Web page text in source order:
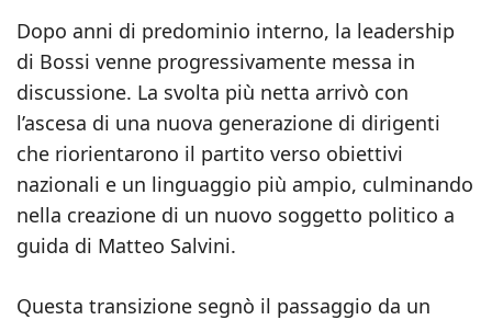
Dopo anni di predominio interno, la leadership
di Bossi venne progressivamente messa in
discussione. La svolta più netta arrivò con
l’ascesa di una nuova generazione di dirigenti
che riorientarono il partito verso obiettivi
nazionali e un linguaggio più ampio, culminando
nella creazione di un nuovo soggetto politico a
guida di Matteo Salvini.
Questa transizione segnò il passaggio da un